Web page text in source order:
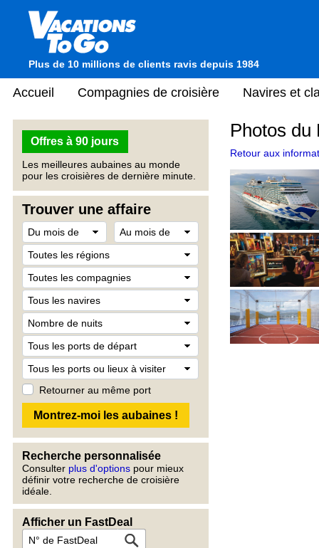
Plus de 10 millions de clients ravis depuis 1984
Accueil Compagnies de croisière Navires et
Offres à 90 jours
Les meilleures aubaines au monde
pour les croisières de dernière minute.
Trouver une affaire
Retourner au même port
Recherche personnalisée
Consulter plus d'options pour mieux
définir votre recherche de croisière
idéale.
Afficher un FastDeal
Photos du
Retour aux